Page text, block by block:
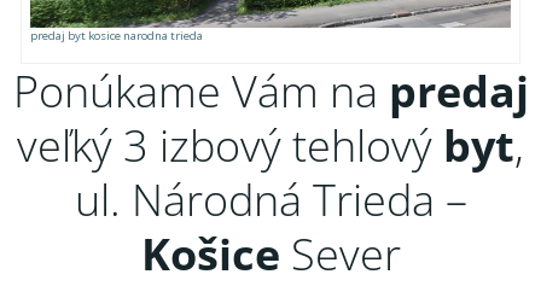
predaj byt kosice narodna trieda
Ponúkame Vám na predaj
veľký 3 izbový tehlový byt,
ul. Národná Trieda –
Košice Sever